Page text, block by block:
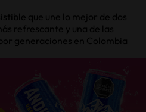
que une lo mejor de dos
refrescante y una de las
generaciones en Colombia